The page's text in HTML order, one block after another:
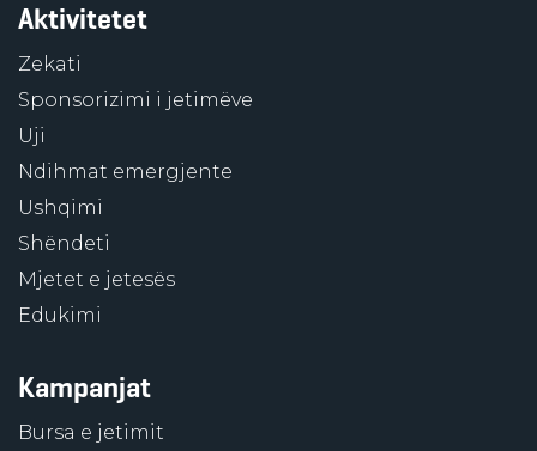
Aktivitetet
Zekati
Sponsorizimi i jetimëve
Uji
Ndihmat emergjente
Ushqimi
Shëndeti
Mjetet e jetesës
Edukimi
Kampanjat
Bursa e jetimit